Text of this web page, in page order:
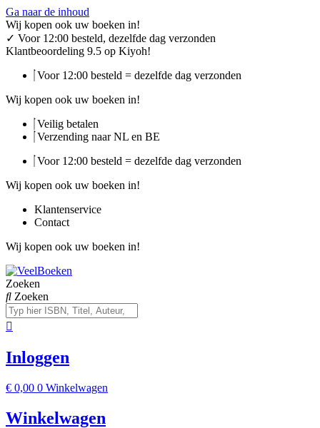
Ga naar de inhoud
Wij kopen ook uw boeken in!
✓ Voor 12:00 besteld, dezelfde dag verzonden
Klantbeoordeling 9.5 op Kiyoh!
Voor 12:00 besteld = dezelfde dag verzonden
Wij kopen ook uw boeken in!
Veilig betalen
Verzending naar NL en BE
Voor 12:00 besteld = dezelfde dag verzonden
Wij kopen ook uw boeken in!
Klantenservice
Contact
Wij kopen ook uw boeken in!
Zoeken
Zoeken
Inloggen
€ 0,00 0 Winkelwagen
Winkelwagen